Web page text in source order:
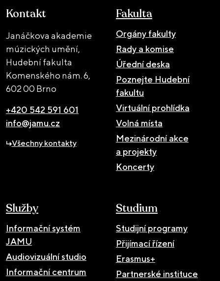
Kontakt
Janáčkova akademie
múzických umění,
Hudební fakulta
Komenského nám. 6,
602 00 Brno
+420 542 591 601
info@jamu.cz
Všechny kontakty
Fakulta
Orgány fakulty
Rady a komise
Úřední deska
Poznejte Hudební
fakultu
Virtuální prohlídka
Volná místa
Mezinárodní akce
a projekty
Koncerty
Služby
Informační systém
JAMU
Audiovizuální studio
Informační centrum
Studium
Studijní programy
Přijímací řízení
Erasmus+
Partnerské instituce